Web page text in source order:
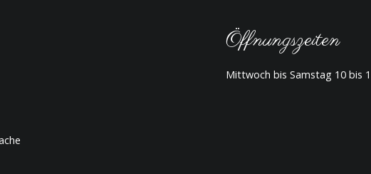
Öffnungszeiten
Mittwoch bis Samstag 10 bis